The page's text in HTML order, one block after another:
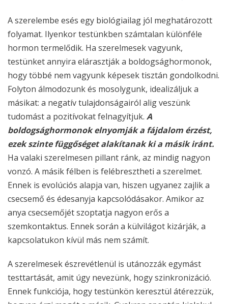
A szerelembe esés egy biológiailag jól meghatározott
folyamat. Ilyenkor testünkben számtalan különféle
hormon termelődik. Ha szerelmesek vagyunk,
testünket annyira elárasztják a boldogsághormonok,
hogy többé nem vagyunk képesek tisztán gondolkodni.
Folyton álmodozunk és mosolygunk, idealizáljuk a
másikat: a negatív tulajdonságairól alig veszünk
tudomást a pozitívokat felnagyítjuk. A
boldogsághormonok elnyomják a fájdalom érzést,
ezek szinte függőséget alakítanak ki a másik iránt.
Ha valaki szerelmesen pillant ránk, az mindig nagyon
vonzó. A másik félben is felébresztheti a szerelmet.
Ennek is evolúciós alapja van, hiszen ugyanez zajlik a
csecsemő és édesanyja kapcsolódásakor. Amikor az
anya csecsemőjét szoptatja nagyon erős a
szemkontaktus. Ennek során a külvilágot kizárják, a
kapcsolatukon kívül más nem számít.
A szerelmesek észrevétlenül is utánozzák egymást
testtartását, amit úgy nevezünk, hogy szinkronizáció.
Ennek funkciója, hogy testünkön keresztül átérezzük,